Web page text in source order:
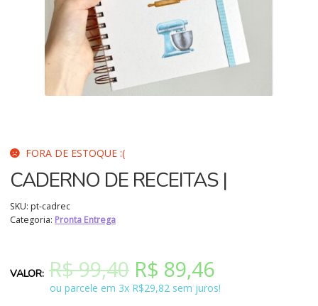
CADERNO DE RECEITAS |
SKU: pt-cadrec
Categoria: Pronta Entrega
R$99,40 O
preço
R$ 89,46O
preço
ou parcele em 3x R$29,82 sem juros!
FORA DE ESTOQUE :(